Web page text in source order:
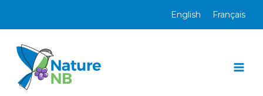
contenu
English Français